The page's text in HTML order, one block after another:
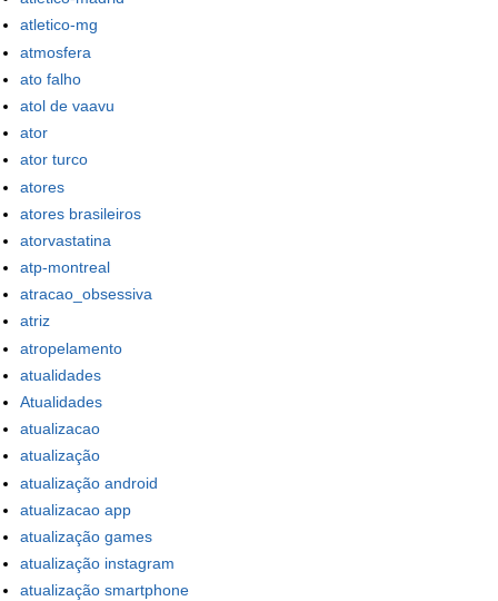
atletico-mg
atmosfera
ato falho
atol de vaavu
ator
ator turco
atores
atores brasileiros
atorvastatina
atp-montreal
atracao_obsessiva
atriz
atropelamento
atualidades
Atualidades
atualizacao
atualização
atualização android
atualizacao app
atualização games
atualização instagram
atualização smartphone